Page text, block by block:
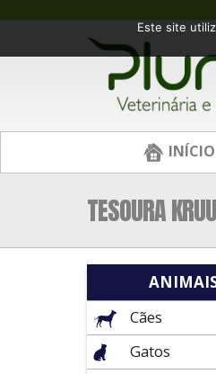
INÍCIO
TESOURA
Cães
Gatos
Este site